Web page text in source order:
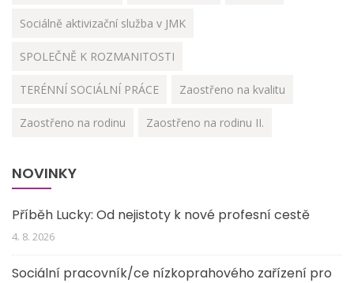
Sociálně aktivizační služba v JMK
SPOLEČNĚ K ROZMANITOSTI
TERÉNNÍ SOCIÁLNÍ PRÁCE Zaostřeno na kvalitu
Zaostřeno na rodinu Zaostřeno na rodinu II.
NOVINKY
Příběh Lucky: Od nejistoty k nové profesní cestě
4. 8. 2026
Sociální pracovník/ce nízkoprahového zařízení pro